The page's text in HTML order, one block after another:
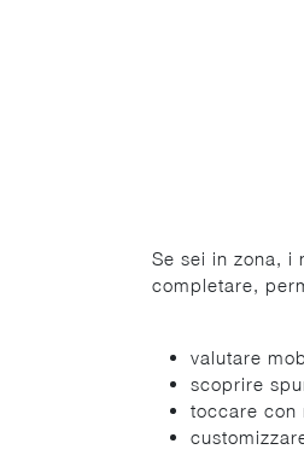
Se sei in zona, i
completare,
valutare
scoprire
toccare con